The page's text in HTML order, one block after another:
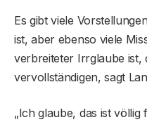
Es gibt viele
ist, aber ebenso viele
verbreiteter Irrglaube ist,
vervollständigen, sagt
„Ich glaube, das ist